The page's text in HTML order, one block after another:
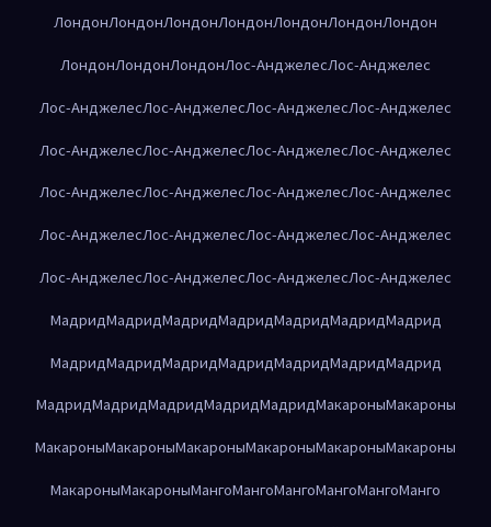
ЛондонЛондонЛондонЛондонЛондонЛондонЛондон
ЛондонЛондонЛондонЛос-АнджелесЛос-Анджелес
Лос-АнджелесЛос-АнджелесЛос-АнджелесЛос-Анджелес
Лос-АнджелесЛос-АнджелесЛос-АнджелесЛос-Анджелес
Лос-АнджелесЛос-АнджелесЛос-АнджелесЛос-Анджелес
Лос-АнджелесЛос-АнджелесЛос-АнджелесЛос-Анджелес
Лос-АнджелесЛос-АнджелесЛос-АнджелесЛос-Анджелес
МадридМадридМадридМадридМадридМадридМадрид
МадридМадридМадридМадридМадридМадридМадрид
МадридМадридМадридМадридМадридМакароныМакароны
МакароныМакароныМакароныМакароныМакароныМакароны
МакароныМакароныМангоМангоМангоМангоМангоМанго